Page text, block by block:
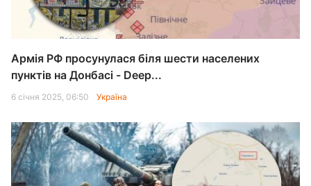
Армія РФ просунулася біля шести населених
пунктів на Донбасі - Deep...
6 січня 2025, 06:50 Україна